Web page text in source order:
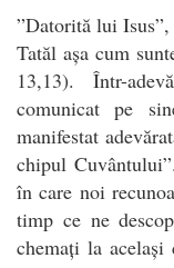
”Datorită lui
Tatăl așa cum
13,13). Într-
comunicat pe
manifestat
chipul
în care noi
timp ce ne
chemați la